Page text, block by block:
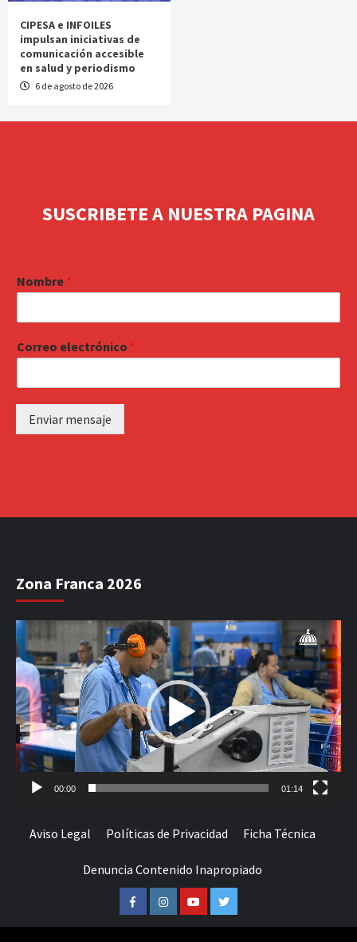
CIPESA e INFOILES
impulsan iniciativas de
comunicación accesible
en salud y periodismo
6 de agosto de 2026
SUSCRIBETE A NUESTRA PAGINA
Nombre *
Correo electrónico *
Enviar mensaje
Zona Franca 2026
Reproductor
de
vídeo
00:00 01:14
Aviso Legal Políticas de Privacidad Ficha Técnica
Denuncia Contenido Inapropiado
FacebookInstagramYoutubeTwitter